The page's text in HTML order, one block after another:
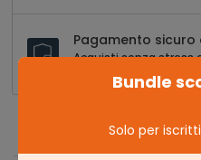
Pagamento sicuro
Acquisti senza stress
Bundle
Solo per